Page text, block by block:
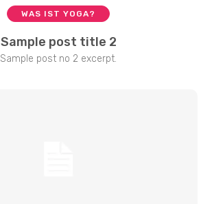
WAS IST YOGA?
Sample post title 2
Sample post no 2 excerpt.